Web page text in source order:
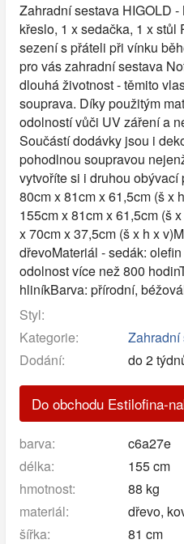
Zahradní sestava HIGOLD
křeslo, 1 x sedačka, 1 x
sezení s přáteli při vínku
pro vás zahradní sestava
dlouhá životnost - těmito
souprava. Díky použitým
odolností vůči UV záření a
Součástí dodávky jsou i
pohodlnou soupravou
vytvoříte si i druhou obývací
80cm x 81cm x 61,5cm (š x
155cm x 81cm x 61,5cm (š
x 70cm x 37,5cm (š x h x
dřevoMateriál - sedák:
odolnost více než 800
hliníkBarva: přírodní,
Styl:
Kategorie:
Zahradní
Dodání:
do 2
Do obchodu Estilofina-
barva:
c6a27e
délka:
155 cm
hmotnost:
88 kg
materiál:
dřevo,
šířka:
81 cm